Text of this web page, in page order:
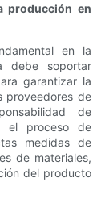
producción en
en la
debe soportar
garantizar la
proveedores de
de
el proceso de
medidas de
de materiales,
del producto